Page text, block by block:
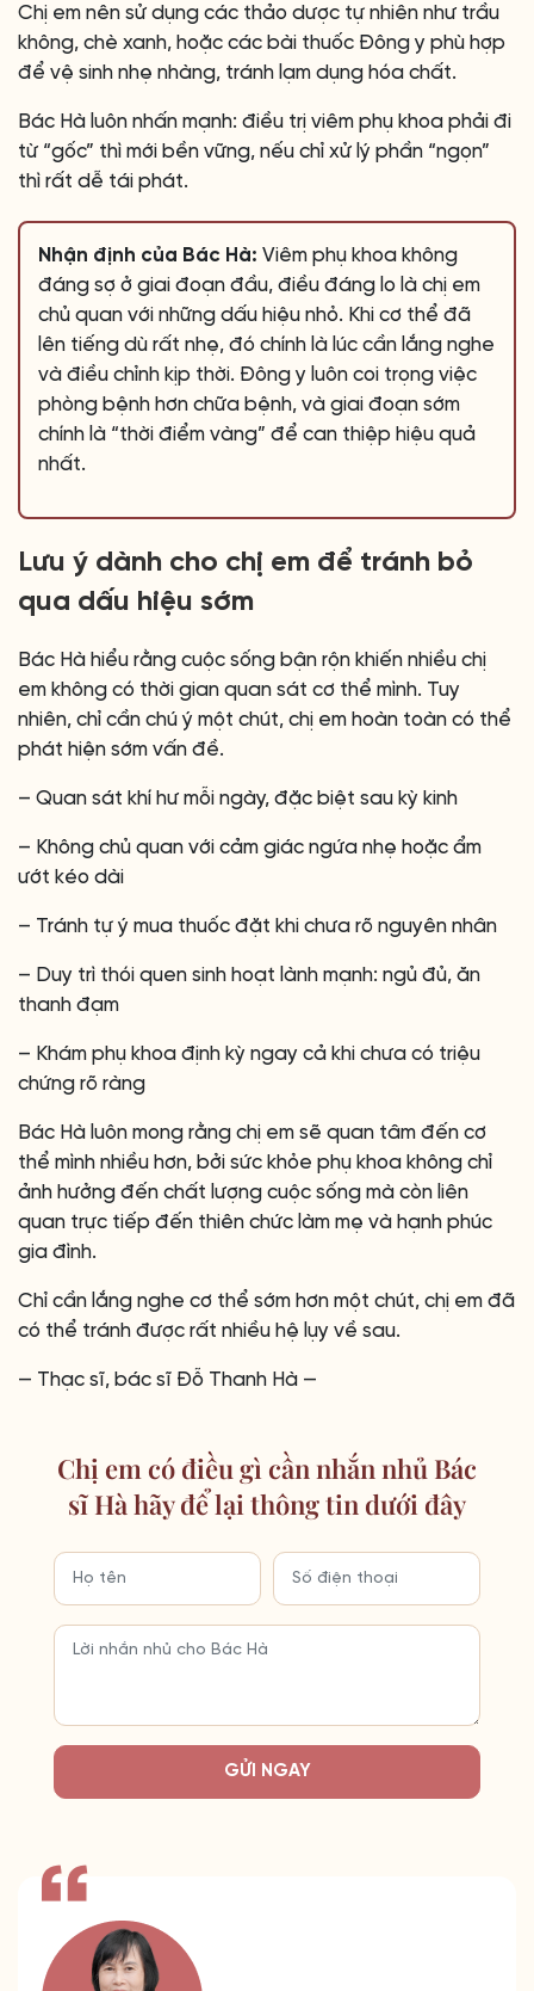
Chị em nên sử dụng các thảo dược tự nhiên như trầu
không, chè xanh, hoặc các bài thuốc Đông y phù hợp
để vệ sinh nhẹ nhàng, tránh lạm dụng hóa chất.
Bác Hà luôn nhấn mạnh: điều trị viêm phụ khoa phải đi
từ “gốc” thì mới bền vững, nếu chỉ xử lý phần “ngọn”
thì rất dễ tái phát.
Nhận định của Bác Hà: Viêm phụ khoa không
đáng sợ ở giai đoạn đầu, điều đáng lo là chị em
chủ quan với những dấu hiệu nhỏ. Khi cơ thể đã
lên tiếng dù rất nhẹ, đó chính là lúc cần lắng nghe
và điều chỉnh kịp thời. Đông y luôn coi trọng việc
phòng bệnh hơn chữa bệnh, và giai đoạn sớm
chính là “thời điểm vàng” để can thiệp hiệu quả
nhất.
Lưu ý dành cho chị em để tránh bỏ
qua dấu hiệu sớm
Bác Hà hiểu rằng cuộc sống bận rộn khiến nhiều chị
em không có thời gian quan sát cơ thể mình. Tuy
nhiên, chỉ cần chú ý một chút, chị em hoàn toàn có thể
phát hiện sớm vấn đề.
– Quan sát khí hư mỗi ngày, đặc biệt sau kỳ kinh
– Không chủ quan với cảm giác ngứa nhẹ hoặc ẩm
ướt kéo dài
– Tránh tự ý mua thuốc đặt khi chưa rõ nguyên nhân
– Duy trì thói quen sinh hoạt lành mạnh: ngủ đủ, ăn
thanh đạm
– Khám phụ khoa định kỳ ngay cả khi chưa có triệu
chứng rõ ràng
Bác Hà luôn mong rằng chị em sẽ quan tâm đến cơ
thể mình nhiều hơn, bởi sức khỏe phụ khoa không chỉ
ảnh hưởng đến chất lượng cuộc sống mà còn liên
quan trực tiếp đến thiên chức làm mẹ và hạnh phúc
gia đình.
Chỉ cần lắng nghe cơ thể sớm hơn một chút, chị em đã
có thể tránh được rất nhiều hệ lụy về sau.
— Thạc sĩ, bác sĩ Đỗ Thanh Hà —
Chị em có điều gì cần nhắn nhủ Bác
sĩ Hà hãy để lại thông tin dưới đây
GỬI NGAY